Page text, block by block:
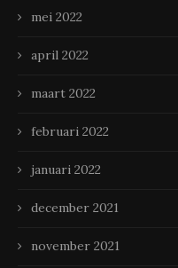
mei 2022
april 2022
maart 2022
februari 2022
januari 2022
december 2021
november 2021